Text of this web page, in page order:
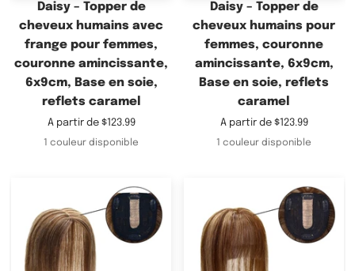
Daisy – Topper de
cheveux humains avec
frange pour femmes,
couronne amincissante,
6x9cm, Base en soie,
reflets caramel
Prix
de
A partir de $123.99
1 couleur disponible
Daisy – Topper de
cheveux humains pour
femmes, couronne
amincissante, 6x9cm,
Base en soie, reflets
caramel
Prix
de
A partir de $123.99
1 couleur disponible